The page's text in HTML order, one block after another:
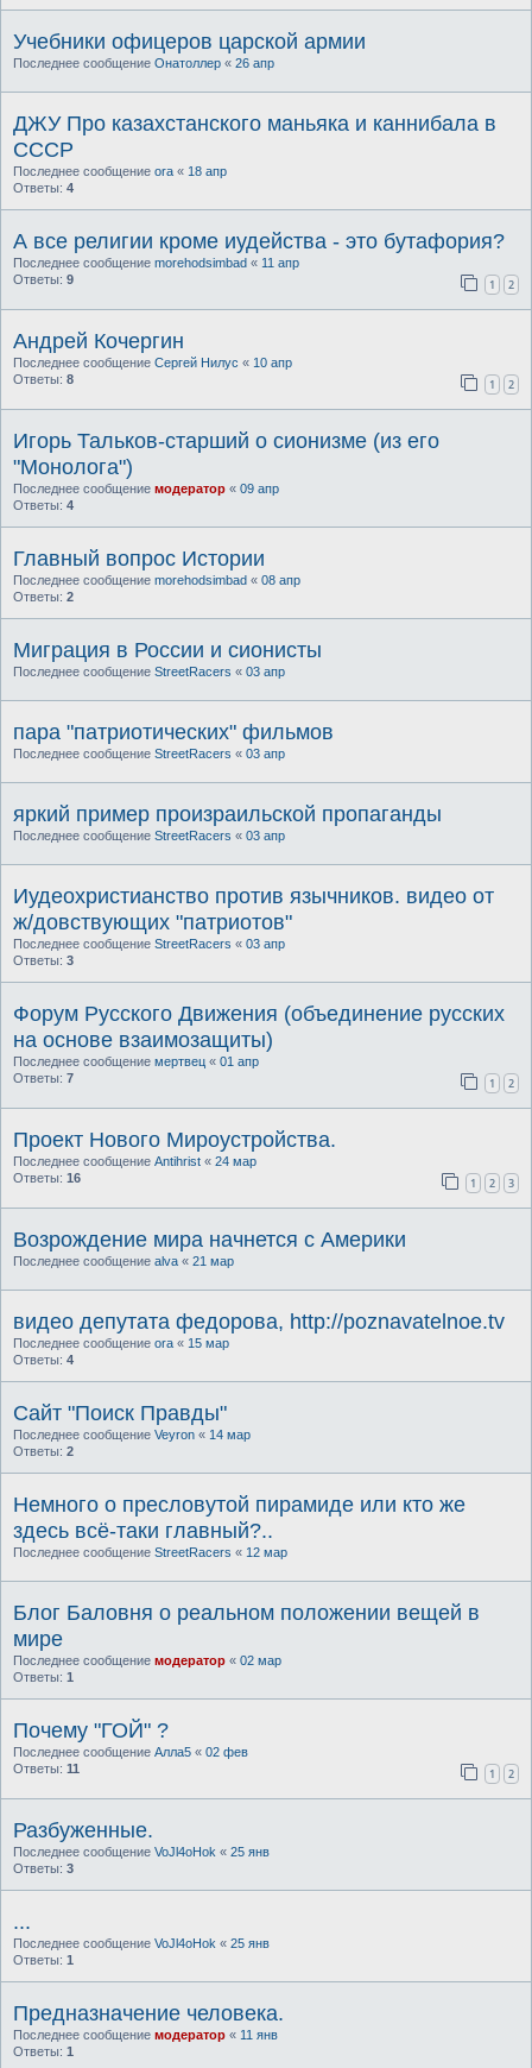
Учебники офицеров царской армии
Последнее сообщение Онатоллер « 26 апр
ДЖУ Про казахстанского маньяка и каннибала в
СССР
Последнее сообщение ora « 18 апр
Ответы: 4
А все религии кроме иудейства - это бутафория?
Последнее сообщение morehodsimbad « 11 апр
Ответы: 9 1 2
Андрей Кочергин
Последнее сообщение Сергей Нилус « 10 апр
Ответы: 8 1 2
Игорь Тальков-старший о сионизме (из его
"Монолога")
Последнее сообщение модератор « 09 апр
Ответы: 4
Главный вопрос Истории
Последнее сообщение morehodsimbad « 08 апр
Ответы: 2
Миграция в России и сионисты
Последнее сообщение StreetRacers « 03 апр
пара "патриотических" фильмов
Последнее сообщение StreetRacers « 03 апр
яркий пример произраильской пропаганды
Последнее сообщение StreetRacers « 03 апр
Иудеохристианство против язычников. видео от
ж/довствующих "патриотов"
Последнее сообщение StreetRacers « 03 апр
Ответы: 3
Форум Русского Движения (объединение русских
на основе взаимозащиты)
Последнее сообщение мертвец « 01 апр
Ответы: 7 1 2
Проект Нового Мироустройства.
Последнее сообщение Antihrist « 24 мар
Ответы: 16 1 2 3
Возрождение мира начнется с Америки
Последнее сообщение alva « 21 мар
видео депутата федорова, http://poznavatelnoe.tv
Последнее сообщение ora « 15 мар
Ответы: 4
Сайт "Поиск Правды"
Последнее сообщение Veyron « 14 мар
Ответы: 2
Немного о пресловутой пирамиде или кто же
здесь всё-таки главный?..
Последнее сообщение StreetRacers « 12 мар
Блог Баловня о реальном положении вещей в
мире
Последнее сообщение модератор « 02 мар
Ответы: 1
Почему "ГОЙ" ?
Последнее сообщение Алла5 « 02 фев
Ответы: 11 1 2
Разбуженные.
Последнее сообщение VoJl4oHok « 25 янв
Ответы: 3
...
Последнее сообщение VoJl4oHok « 25 янв
Ответы: 1
Предназначение человека.
Последнее сообщение модератор « 11 янв
Ответы: 1